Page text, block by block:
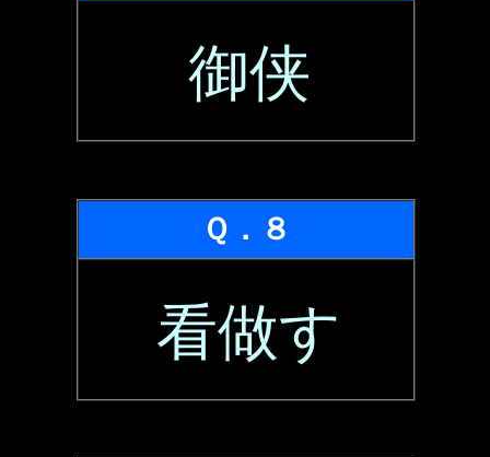
御侠
Ｑ．８
看做す